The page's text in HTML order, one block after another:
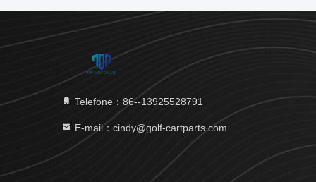
Telefone：86--13925528791
E-mail：cindy@golf-cartparts.com